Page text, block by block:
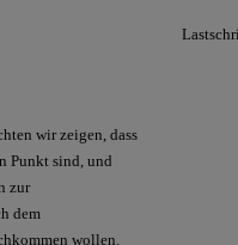
wir zeigen, dass
Punkt sind, und
zur
dem
wollen.